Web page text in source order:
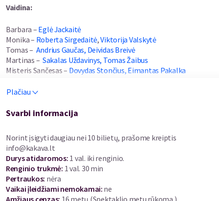
Vaidina:
Barbara – Eglė Jackaitė
Monika – Roberta Sirgedaitė,Viktorija Valskytė
Tomas – Andrius Gaučas, Deividas Breivė
Martinas – Sakalas Uždavinys, Tomas Žaibus
Misteris Sančesas – Dovydas Stončius, Eimantas Pakalka
Premjera nuo lapkričio 6 d. visoje Lietuvoje!
Be proto juokinga pikantiška komedija „Mama mūsų lovoje“.
Kai Tomas po audringos, kupinos pažadų ir šampano burbuliukų
nakties pabunda lovoje su Kele, labai nustemba vienas kitą
pamatę. Dar didesnis šokas vaikiną ištinka tada, kai į jų lovą
drąsiai įsitaiso… ekscentriška Kelės mama! Be ribų į pasaulį
žvelgianti moteris su malonumu aptarinėja tai, kas nutiko naktį
tarp Tomo ir jos dukros.
Plačiau
Svarbi informacija
Norint įsigyti daugiau nei 10 bilietų, prašome kreiptis
info@kakava.lt
Durys atidaromos: 1 val. iki renginio.
Renginio trukmė: 1 val. 30 min
Pertraukos: nėra
Vaikai įleidžiami nemokamai: ne
Amžiaus cenzas: 16 metų (Spektaklio metu rūkoma.)